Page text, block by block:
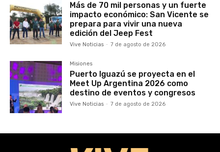
Más de 70 mil personas y un fuerte
impacto económico: San Vicente se
prepara para vivir una nueva
edición del Jeep Fest
Vive Noticias - 7 de agosto de 2026
Misiones
Puerto Iguazú se proyecta en el
Meet Up Argentina 2026 como
destino de eventos y congresos
Vive Noticias - 7 de agosto de 2026